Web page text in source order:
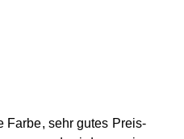
Farbe, sehr gutes Preis-